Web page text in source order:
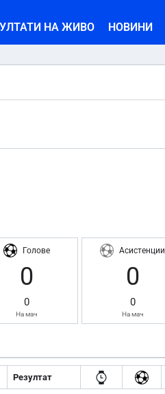
НА ЖИВО НОВИНИ
Голове
0
0
На мач
Асистенции
0
0
На мач
Резултат